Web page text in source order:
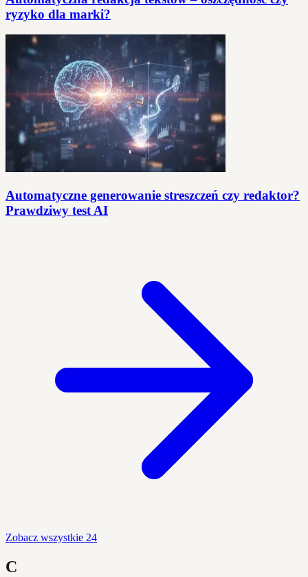
ryzyko dla marki?
Automatyczne generowanie streszczeń czy redaktor?
Prawdziwy test AI
Zobacz wszystkie 24
C